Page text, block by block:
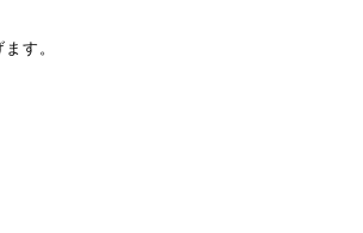
す。